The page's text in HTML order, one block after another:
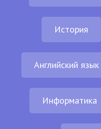
История
Английский язык
Информатика